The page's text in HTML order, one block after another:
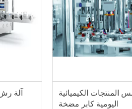
آلة رش
المنتجات الكيميائية
اليومية كابر مضخة